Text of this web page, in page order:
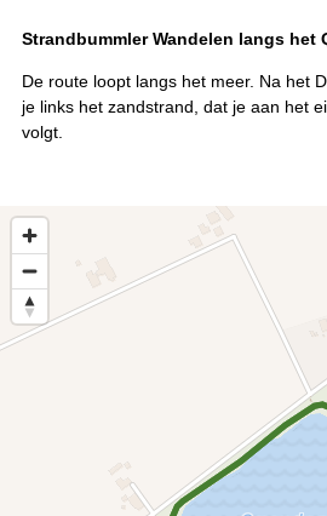
Strandbummler Wandelen langs het
De route loopt langs het meer. Na het
je links het zandstrand, dat je aan het
volgt.